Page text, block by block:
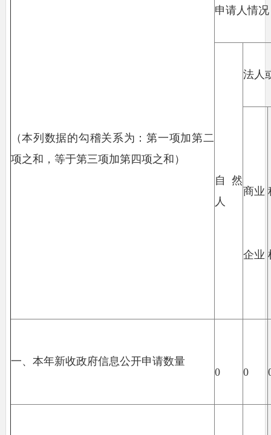
（本列数据的勾稽关系为：第一项加第二
项之和，等于第三项加第四项之和）
申请人情况
自然
人
法人
商业
企业
一、本年新收政府信息公开申请数量
0
0